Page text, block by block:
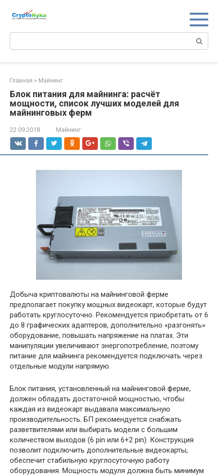
Главная » Майнинг
Блок питания для майнинга: расчёт
мощности, список лучших моделей для
майнинговых ферм
22.09.2018 Майнинг
Добыча криптовалюты на майнинговой ферме
предполагает покупку мощных видеокарт, которые будут
работать круглосуточно. Рекомендуется приобретать от 6
до 8 графических адаптеров, дополнительно «разгонять»
оборудование, повышать напряжение на платах. Эти
манипуляции увеличивают энергопотребление, поэтому
питание для майнинга рекомендуется подключать через
отдельные модули напрямую.
Блок питания, установленный на майнинговой ферме,
должен обладать достаточной мощностью, чтобы
каждая из видеокарт выдавала максимальную
производительность. БП рекомендуется снабжать
разветвителями или выбирать модели с большим
количеством выходов (6 pin или 6+2 pin). Конструкция
позволит подключить дополнительные видеокарты,
обеспечит стабильную круглосуточную работу
оборудования. Мощность модуля должна быть минимум